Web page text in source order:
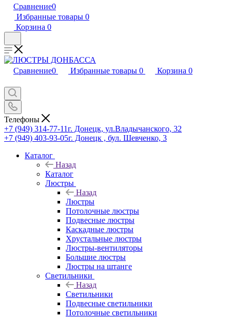
Сравнение0
Избранные товары 0
Корзина 0
Сравнение0 Избранные товары 0 Корзина 0
Телефоны
+7 (949) 314-77-11г. Донецк, ул.Владычанского, 32
+7 (949) 403-93-05г. Донецк , бул. Шевченко, 3
Каталог
Назад
Каталог
Люстры
Назад
Люстры
Потолочные люстры
Подвесные люстры
Каскадные люстры
Хрустальные люстры
Люстры-вентиляторы
Большие люстры
Люстры на штанге
Светильники
Назад
Светильники
Подвесные светильники
Потолочные светильники